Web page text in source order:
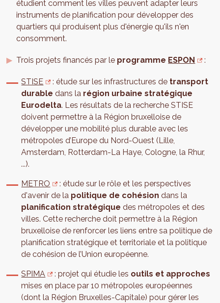
étudient comment les villes peuvent adapter leurs
instruments de planification pour développer des
quartiers qui produisent plus d'énergie qu'ils n'en
consomment.
Trois projets financés par le programme ESPON :
STISE : étude sur les infrastructures de transport
durable dans la région urbaine stratégique
Eurodelta. Les résultats de la recherche STISE
doivent permettre à la Région bruxelloise de
développer une mobilité plus durable avec les
métropoles d’Europe du Nord-Ouest (Lille,
Amsterdam, Rotterdam-La Haye, Cologne, la Rhur,
...).
METRO
: étude sur le rôle et les perspectives
d'avenir de la politique de cohésion dans la
planification stratégique des métropoles et des
villes. Cette recherche doit permettre à la Région
bruxelloise de renforcer les liens entre sa politique de
planification stratégique et territoriale et la politique
de cohésion de l’Union européenne.
SPIMA : projet qui étudie les outils et approches
mises en place par 10 métropoles européennes
(dont la Région Bruxelles-Capitale) pour gérer les